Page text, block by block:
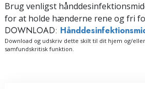
Brug venligst
for at holde hænderne rene og fri
DOWNLOAD:
Download og udskriv dette skilt til dit hjem og/
samfundskritisk funktion.